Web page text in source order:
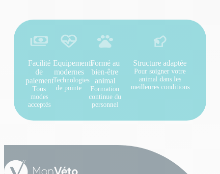
Facilité
de
paiement
Tous
modes
acceptés
Equipements
modernes
Technologies
de pointe
Formé au
bien-être
animal
Formation
continue du
personnel
Structure adaptée
Pour soigner votre
animal dans les
meilleures conditions